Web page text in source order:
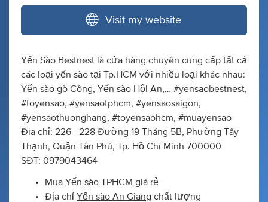
Visit my website
Yến Sào Bestnest là cửa hàng chuyên cung cấp tất cả
các loại yến sào tại Tp.HCM với nhiều loại khác nhau:
Yến sào gò Công, Yến sào Hội An,… #yensaobestnest,
#toyensao, #yensaotphcm, #yensaosaigon,
#yensaothuonghang, #toyensaohcm, #muayensao
Địa chỉ: 226 - 228 Đường 19 Tháng 5B, Phường Tây
Thạnh, Quận Tân Phú, Tp. Hồ Chí Minh 700000
SĐT: 0979043464
Mua Yến sào TPHCM giá rẻ
Địa chỉ Yến sào An Giang chất lượng